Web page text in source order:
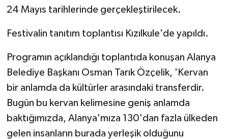
24 Mayıs tarihlerinde gerçekleştirilecek.
Festivalin tanıtım toplantısı Kızılkule'de yapıldı.
Programın açıklandığı toplantıda konuşan Alanya
Belediye Başkanı Osman Tarık Özçelik, 'Kervan
bir anlamda da kültürler arasındaki transferdir.
Bugün bu kervan kelimesine geniş anlamda
baktığımızda, Alanya'mıza 130'dan fazla ülkeden
gelen insanların burada yerleşik olduğunu